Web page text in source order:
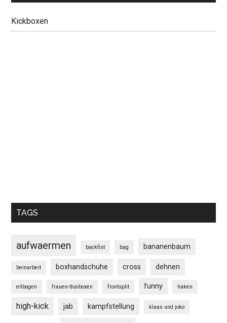
Kickboxen
TAGS
aufwaermen backfist bag bananenbaum
beinarbeit boxhandschuhe cross dehnen
ellbogen frauen-thaiboxen frontsplit funny haken
high-kick jab kampfstellung klaas und joko